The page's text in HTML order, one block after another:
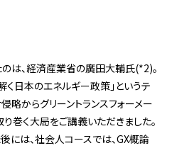
は、経済産業省の廣田大輔氏(*2)。
日本のエネルギー政策」というテ
略からグリーントランスフォーメー
り巻く大局をご講義いただきました。
には、社会人コースでは、GX概論